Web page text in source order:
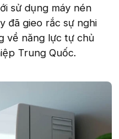
sử dụng máy nén
đã gieo rắc sự nghi
về năng lực tự chủ
Trung Quốc.